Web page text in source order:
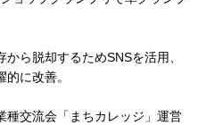
ら脱却するためSNSを活用、
に改善。
種交流会「まちカレッジ」運営